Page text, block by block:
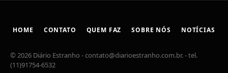
HOME CONTATO QUEM FAZ SOBRE NÓS NOTÍCIAS
© 2026 Diário Estranho -contato@diarioestranho.com.br. - tel.
(11)91754-6532